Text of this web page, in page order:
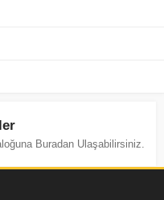
Buradan Ulaşabilirsiniz.